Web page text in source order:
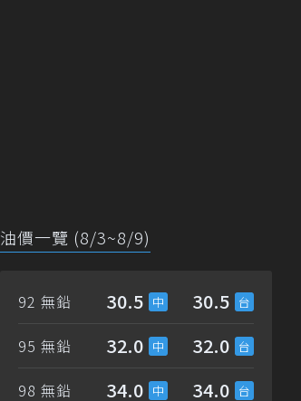
油價一覽 (8/3~8/9)
92 無鉛 30.5 30.5
95 無鉛 32.0 32.0
98 無鉛 34.0 34.0